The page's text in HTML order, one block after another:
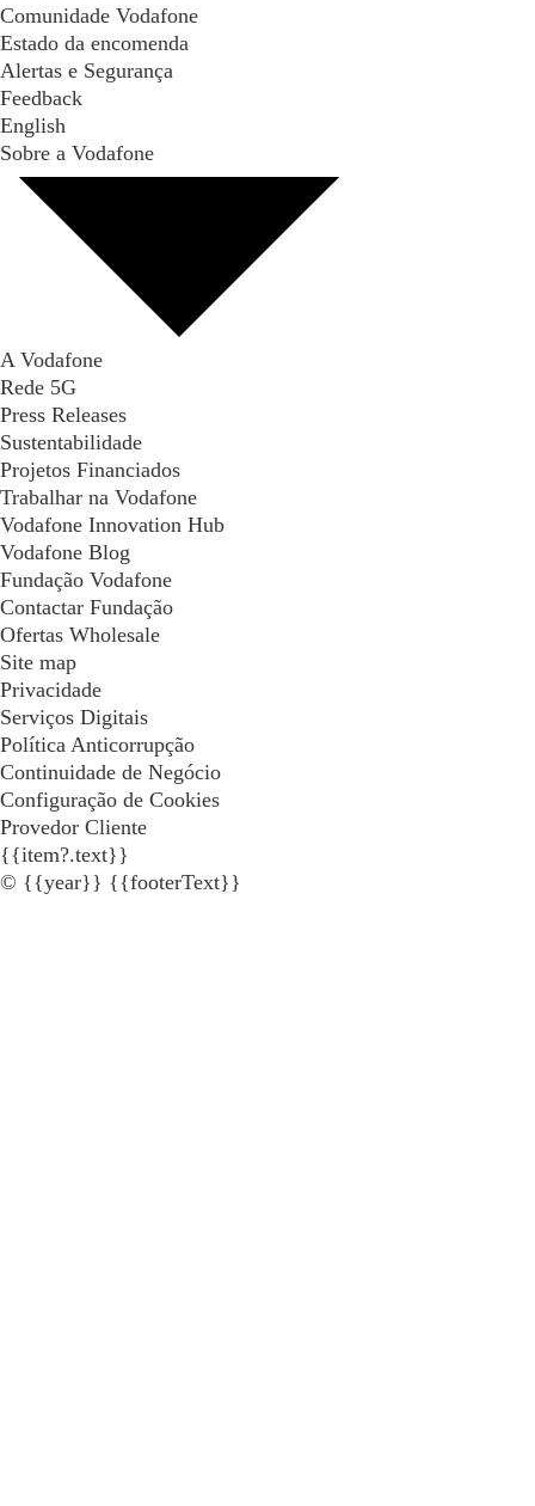
Comunidade Vodafone
Estado da encomenda
Alertas e Segurança
Feedback
English
Sobre a Vodafone
A Vodafone
Rede 5G
Press Releases
Sustentabilidade
Projetos Financiados
Trabalhar na Vodafone
Vodafone Innovation Hub
Vodafone Blog
Fundação Vodafone
Contactar Fundação
Ofertas Wholesale
Site map
Privacidade
Serviços Digitais
Política Anticorrupção
Continuidade de Negócio
Configuração de Cookies
Provedor Cliente
{{item?.text}}
© {{year}} {{footerText}}